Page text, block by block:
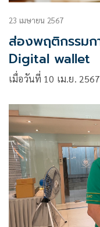
23 เมษายน 2567
ส่องพฤติกรรมก
Digital wallet
เมื่อวันที่ 10 เม.ย.